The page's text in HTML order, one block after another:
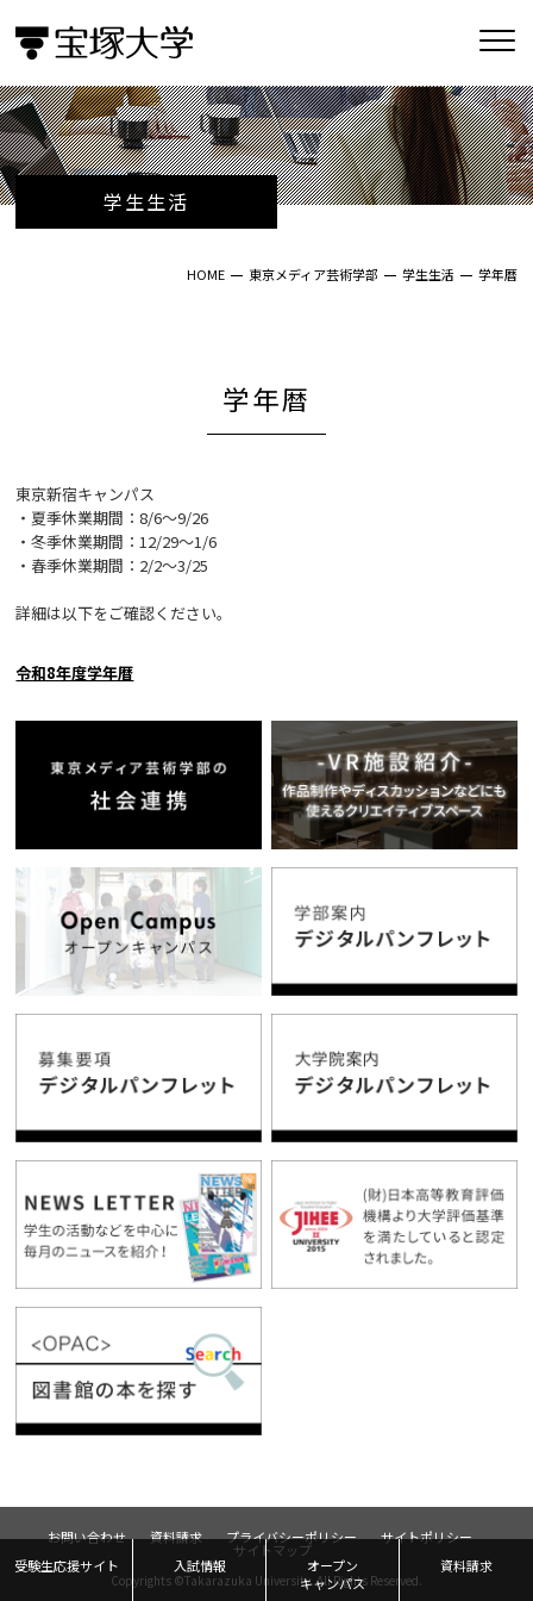
受験生応援サイト 入試情報
オープン
キャンパス
資料請求
学生生活
HOME 東京メディア芸術学部 学生生活 学年暦
学年暦
東京新宿キャンパス
・夏季休業期間：8/6～9/26
・冬季休業期間：12/29～1/6
・春季休業期間：2/2～3/25
詳細は以下をご確認ください。
令和8年度学年暦
お問い合わせ 資料請求 プライバシーポリシー サイトポリシー
サイトマップ
Copyrights ©Takarazuka University. All Rights Reserved.